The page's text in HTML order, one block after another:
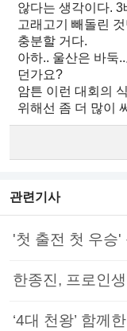
않다는 생각이다.
고래고기 빼돌린
충분할 거다.
아하.. 울산은 바둑
던가요?
암튼 이런 대회의
위해선 좀 더 많이
관련기사
'첫 출전 첫 우승'
한종진, 프로인
‘4대 천왕’ 함께